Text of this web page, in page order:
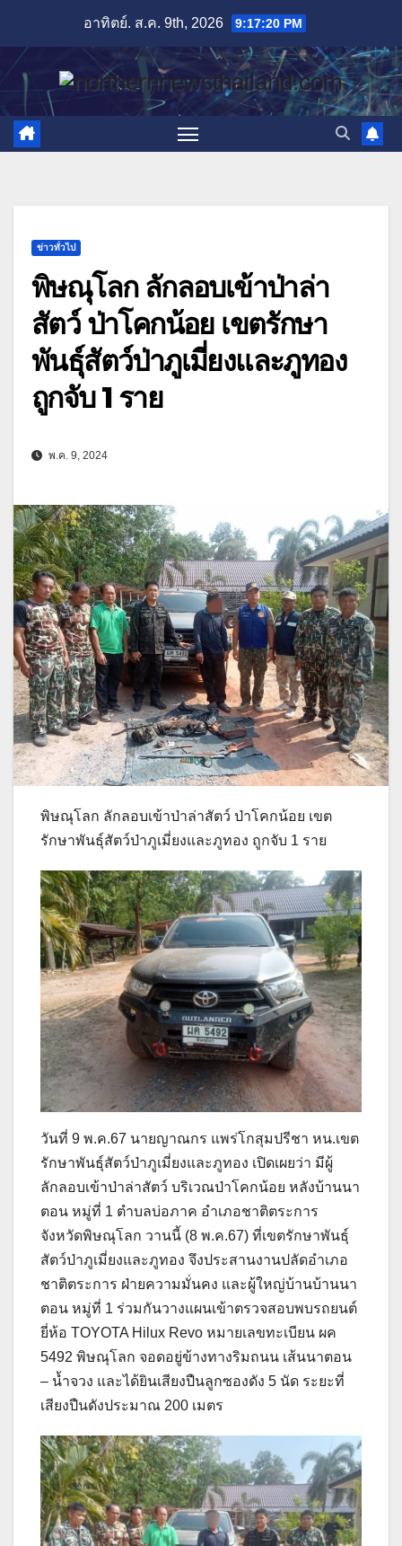
content
อาทิตย์. ส.ค. 9th, 2026 9:17:22 PM
ข่าวทั่วไป
พิษณุโลก ลักลอบเข้าป่าล่า
สัตว์ ป่าโคกน้อย เขตรักษา
พันธุ์สัตว์ป่าภูเมี่ยงและภูทอง
ถูกจับ 1 ราย
พ.ค. 9, 2024
พิษณุโลก ลักลอบเข้าป่าล่าสัตว์ ป่าโคกน้อย เขต
รักษาพันธุ์สัตว์ป่าภูเมี่ยงและภูทอง ถูกจับ 1 ราย
วันที่ 9 พ.ค.67 นายญาณกร แพร่โกสุมปรีชา หน.เขต
รักษาพันธุ์สัตว์ป่าภูเมี่ยงและภูทอง เปิดเผยว่า มีผู้
ลักลอบเข้าป่าล่าสัตว์ บริเวณป่าโคกน้อย หลังบ้านนา
ตอน หมู่ที่ 1 ตำบลบ่อภาค อำเภอชาติตระการ
จังหวัดพิษณุโลก วานนี้ (8 พ.ค.67) ที่เขตรักษาพันธุ์
สัตว์ป่าภูเมี่ยงและภูทอง จึงประสานงานปลัดอำเภอ
ชาติตระการ ฝ่ายความมั่นคง และผู้ใหญ่บ้านบ้านนา
ตอน หมู่ที่ 1 ร่วมกันวางแผนเข้าตรวจสอบพบรถยนต์
ยี่ห้อ TOYOTA Hilux Revo หมายเลขทะเบียน ผค
5492 พิษณุโลก จอดอยู่ข้างทางริมถนน เส้นนาตอน
– น้ำจวง และได้ยินเสียงปืนลูกซองดัง 5 นัด ระยะที่
เสียงปืนดังประมาณ 200 เมตร